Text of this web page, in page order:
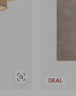
Se
DEAL